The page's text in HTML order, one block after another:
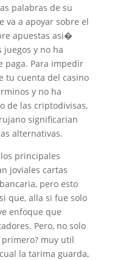
palabras de su
va a apoyar sobre el
apuestas asi�
juegos y no ha
paga. Para impedir
tu cuenta del casino
y no ha
de las criptodivisas,
significarian
alternativas.
principales
joviales cartas
pero esto
que, alla si fue solo
enfoque que
Pero, no solo
muy util
la tarima guarda,